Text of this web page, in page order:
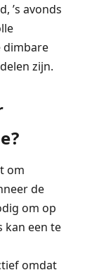
’s avonds
dimbare
zijn.
om
de
om op
kan een te
omdat